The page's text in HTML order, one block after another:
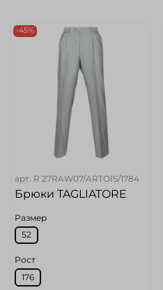
-45%
арт. R 27RAW07/ARTOIS/1784
Брюки TAGLIATORE
Размер
52
Рост
176